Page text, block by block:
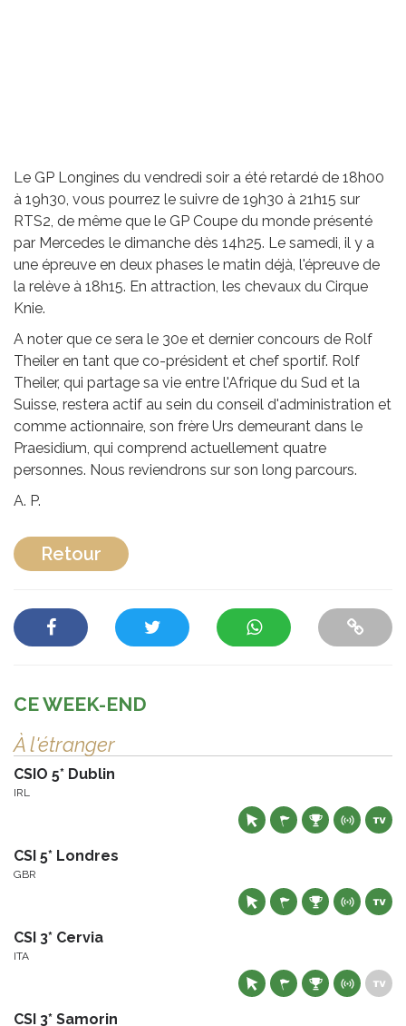
Le GP Longines du vendredi soir a été retardé de 18h00
à 19h30, vous pourrez le suivre de 19h30 à 21h15 sur
RTS2, de même que le GP Coupe du monde présenté
par Mercedes le dimanche dès 14h25. Le samedi, il y a
une épreuve en deux phases le matin déjà, l'épreuve de
la relève à 18h15. En attraction, les chevaux du Cirque
Knie.
A noter que ce sera le 30e et dernier concours de Rolf
Theiler en tant que co-président et chef sportif. Rolf
Theiler, qui partage sa vie entre l'Afrique du Sud et la
Suisse, restera actif au sein du conseil d'administration et
comme actionnaire, son frère Urs demeurant dans le
Praesidium, qui comprend actuellement quatre
personnes. Nous reviendrons sur son long parcours.
A. P.
Retour
CE WEEK-END
À l'étranger
CSIO 5* Dublin
IRL
CSI 5* Londres
GBR
CSI 3* Cervia
ITA
CSI 3* Samorin